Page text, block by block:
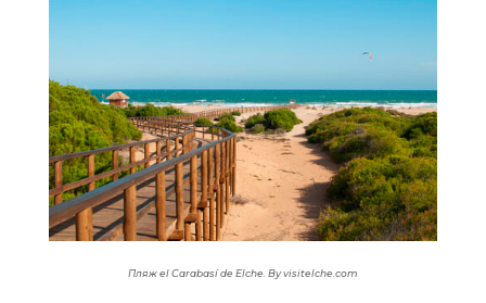
Пляжel Carabasí de Elche. By visitelche.com